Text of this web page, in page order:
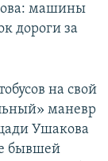
машины
дороги за
на свой
маневр
Ушакова
бывшей